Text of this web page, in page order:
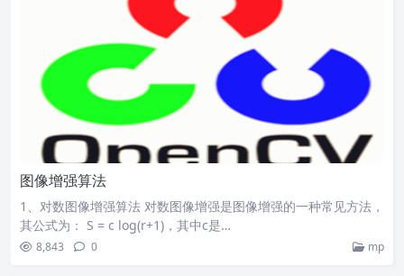
图像增强算法
1、对数图像增强算法 对数图像增强是图像增强的一种常见方法，
其公式为： S = c log(r+1)，其中c是…
8,843 0 mp